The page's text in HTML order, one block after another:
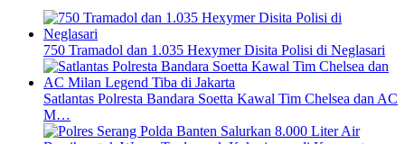
750 Tramadol dan 1.035 Hexymer Disita Polisi di Neglasari
Satlantas Polresta Bandara Soetta Kawal Tim Chelsea dan AC
M…